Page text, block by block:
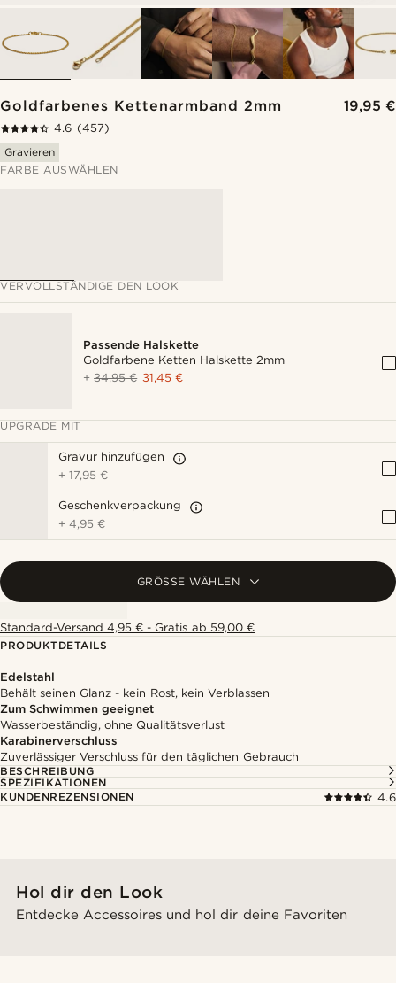
Goldfarbenes Kettenarmband 2mm 19,95 €
4.6 (457)
Gravieren
FARBE AUSWÄHLEN
VERVOLLSTÄNDIGE DEN LOOK
Passende Halskette
Goldfarbene Ketten Halskette 2mm
+34,95 € 31,45 €
UPGRADE MIT
Gravur hinzufügen
+17,95 €
Geschenkverpackung
+4,95 €
GRÖSSE WÄHLEN
Standard-Versand 4,95 € - Gratis ab 59,00 €
PRODUKTDETAILS
Edelstahl
Behält seinen Glanz - kein Rost, kein Verblassen
Zum Schwimmen geeignet
Wasserbeständig, ohne Qualitätsverlust
Karabinerverschluss
Zuverlässiger Verschluss für den täglichen Gebrauch
BESCHREIBUNG
SPEZIFIKATIONEN
KUNDENREZENSIONEN
4.6
Hol dir den Look
Entdecke Accessoires und hol dir deine Favoriten